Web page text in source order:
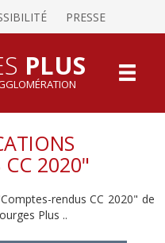
PRESSE
PLUS
CC 2020"
rendus CC 2020" de
Plus ..